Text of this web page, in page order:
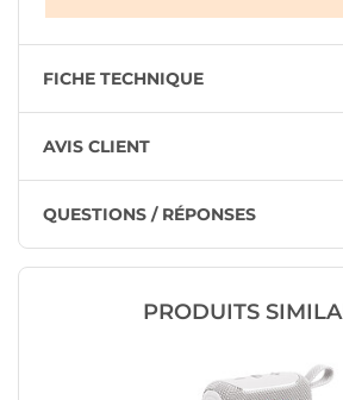
FICHE TECHNIQUE
AVIS CLIENT
QUESTIONS / RÉPONSES
PRODUITS